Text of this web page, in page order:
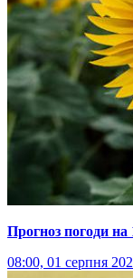
Прогноз погоди на
08:00, 01 серпня